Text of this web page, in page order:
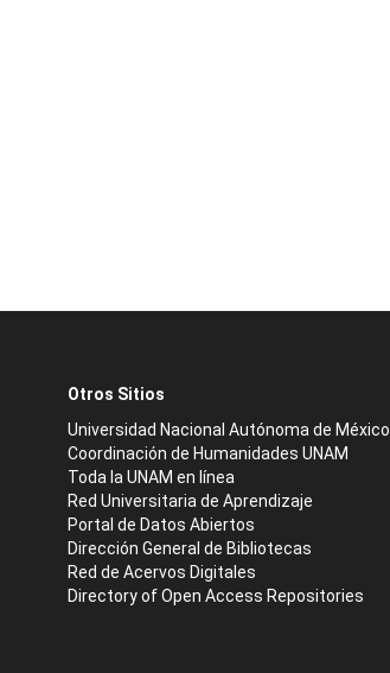
Otros Sitios
Universidad Nacional Autónoma de México
Coordinación de Humanidades UNAM
Toda la UNAM en línea
Red Universitaria de Aprendizaje
Portal de Datos Abiertos
Dirección General de Bibliotecas
Red de Acervos Digitales
Directory of Open Access Repositories